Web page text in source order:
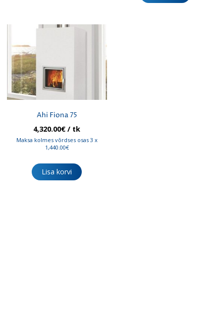
Ahi Fiona 75
4,320.00€ / tk
Maksa kolmes võrdses osas 3 x
1,440.00€
Lisa korvi